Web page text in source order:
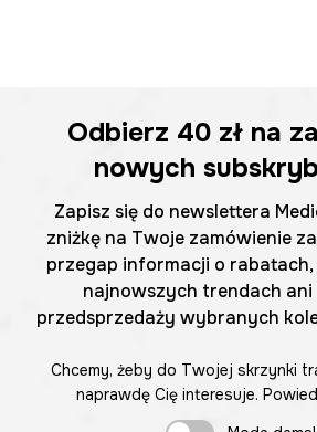
Odbierz 40 zł na
nowych
Zapisz się do newslettera
zniżkę na Twoje zamówienie za
przegap informacji o
najnowszych trendach ani
przedsprzedaży wybranych
Chcemy, żeby do Twojej skrzynki
naprawdę Cię interesuje.